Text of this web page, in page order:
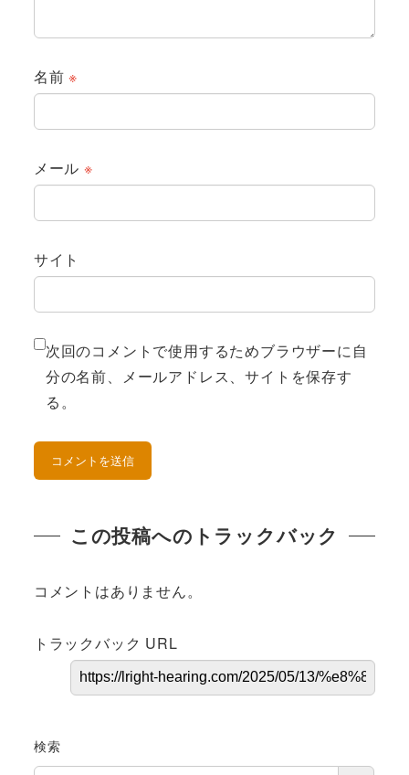
名前※
メール ※
サイト
次回のコメントで使用するためブラウザーに自
分の名前、メールアドレス、サイトを保存す
る。
この投稿へのトラックバック
コメントはありません。
トラックバック URL
検索